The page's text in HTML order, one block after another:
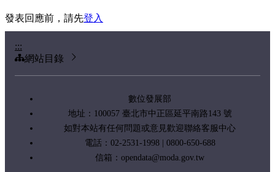
發表回應前，請先登入
:::
網站目錄
數位發展部
地址：100057 臺北市中正區延平南路143 號
如對本站有任何問題或意見歡迎聯絡客服中心
電話：02-2531-1998 | 0800-650-688
信箱： opendata@moda.gov.tw